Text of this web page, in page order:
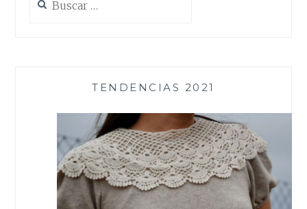
TENDENCIAS 2021